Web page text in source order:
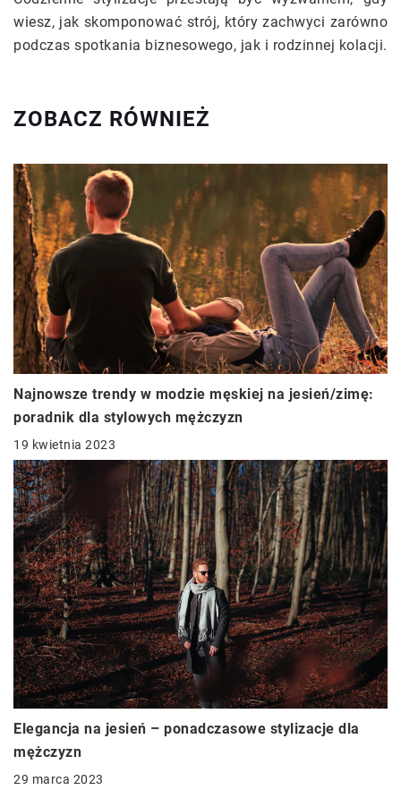
wiesz, jak skomponować strój, który zachwyci zarówno
podczas spotkania biznesowego, jak i rodzinnej kolacji.
ZOBACZ RÓWNIEŻ
Najnowsze trendy w modzie męskiej na jesień/zimę:
poradnik dla stylowych mężczyzn
19 kwietnia 2023
Elegancja na jesień – ponadczasowe stylizacje dla
mężczyzn
29 marca 2023